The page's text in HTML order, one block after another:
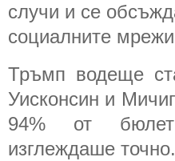
случи и се
социалните
Тръмп водеще
Уисконсин и
94% от
изглеждаше точно.